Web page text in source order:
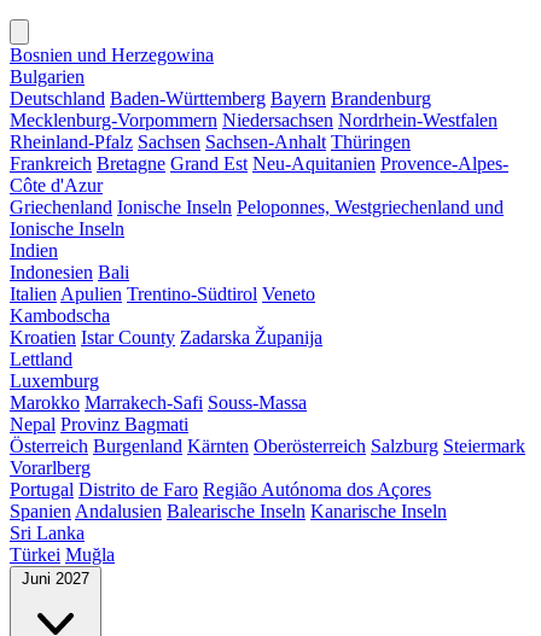
Bosnien und Herzegowina
Bulgarien
Deutschland Baden-Württemberg Bayern Brandenburg
Mecklenburg-Vorpommern Niedersachsen Nordrhein-Westfalen
Rheinland-Pfalz Sachsen Sachsen-Anhalt Thüringen
Frankreich Bretagne Grand Est Neu-Aquitanien Provence-Alpes-
Côte d'Azur
Griechenland Ionische Inseln Peloponnes, Westgriechenland und
Ionische Inseln
Indien
Indonesien Bali
Italien Apulien Trentino-Südtirol Veneto
Kambodscha
Kroatien Istar County Zadarska Županija
Lettland
Luxemburg
Marokko Marrakech-Safi Souss-Massa
Nepal Provinz Bagmati
Österreich Burgenland Kärnten Oberösterreich Salzburg Steiermark
Vorarlberg
Portugal Distrito de Faro Região Autónoma dos Açores
Spanien Andalusien Balearische Inseln Kanarische Inseln
Sri Lanka
Türkei Muğla
Juni 2027